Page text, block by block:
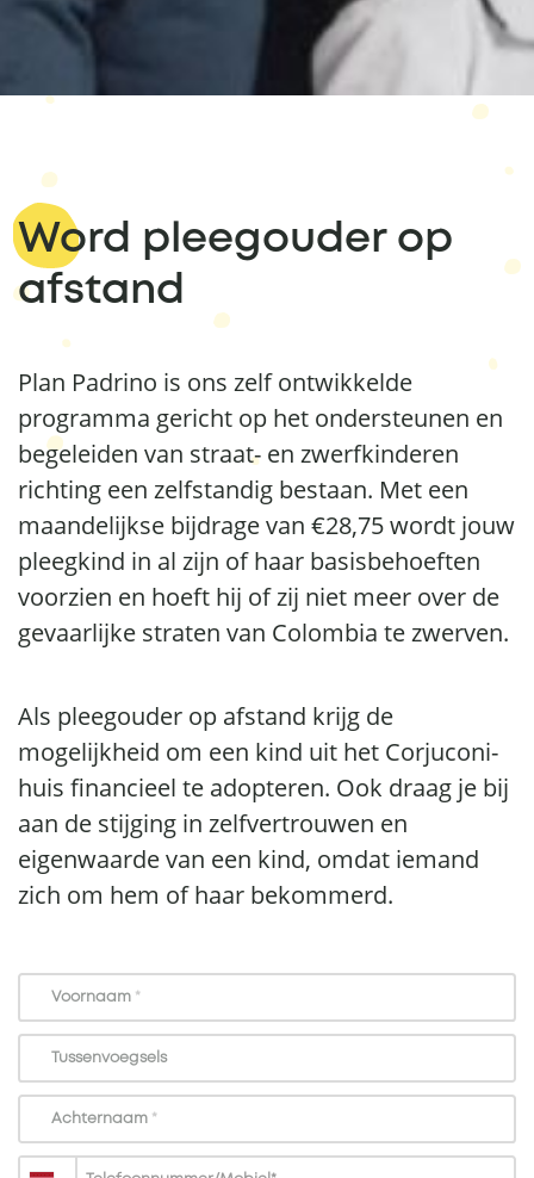
Word pleegouder op
afstand
Plan Padrino is ons zelf ontwikkelde
programma gericht op het ondersteunen en
begeleiden van straat- en zwerfkinderen
richting een zelfstandig bestaan. Met een
maandelijkse bijdrage van €28,75 wordt jouw
pleegkind in al zijn of haar basisbehoeften
voorzien en hoeft hij of zij niet meer over de
gevaarlijke straten van Colombia te zwerven.
Als pleegouder op afstand krijg de
mogelijkheid om een kind uit het Corjuconi-
huis financieel te adopteren. Ook draag je bij
aan de stijging in zelfvertrouwen en
eigenwaarde van een kind, omdat iemand
zich om hem of haar bekommerd.
Voornaam *
Tussenvoegsels
Achternaam *